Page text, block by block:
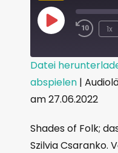
1x
RSS FEED
TEILEN
EMBED
Datei
abspielen |
am 27.06.2022
Shades of Folk;
Szilvia Csaranko.